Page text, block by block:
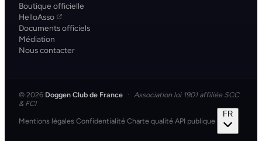
Boutique officielle
HelloAsso
Documents officiels
Médiation
Nous contacter
© 2026 Doggen Club de France ·
Association loi 1901 affiliée SCC
& FCI
Mentions légales·Confidentialité·Charte qualité·API publique·
FR